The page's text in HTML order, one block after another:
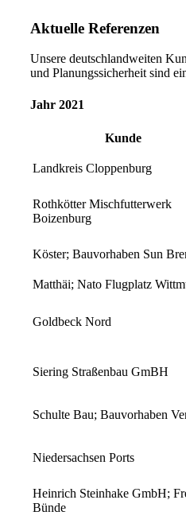
Aktuelle Referenzen
Unsere deutschlandweiten
und Planungssicherheit sind
Jahr 2021
Kunde
Landkreis Cloppenburg
Rothkötter Mischfutterwerk
Boizenburg
Köster; Bauvorhaben Sun
Matthäi; Nato Flugplatz
Goldbeck Nord
Siering Straßenbau GmBH
Schulte Bau; Bauvorhaben
Niedersachsen Ports
Heinrich Steinhake GmbH;
Bünde